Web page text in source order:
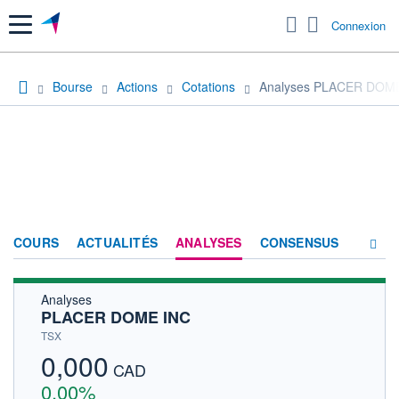
Menu Connexion
Bourse Actions Cotations Analyses PLACER
COURS ACTUALITÉS ANALYSES CONSENSUS
Analyses
PLACER DOME INC
TSX
0,000 CAD
0,00%